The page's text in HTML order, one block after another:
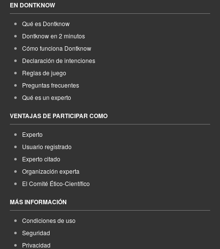
EN DONTKNOW
Qué es Dontknow
Dontknow en 2 minutos
Cómo funciona Dontknow
Declaración de intenciones
Reglas de juego
Preguntas frecuentes
Qué es un experto
VENTAJAS DE PARTICIPAR COMO
Experto
Usuario registrado
Experto citado
Organización experta
El Comité Ético-Científico
MÁS INFORMACIÓN
Condiciones de uso
Seguridad
Privacidad